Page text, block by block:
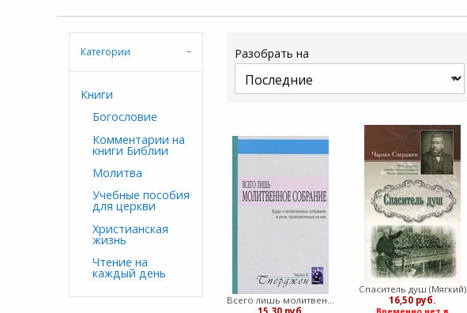
Разобрать на
Всего лишь молитвенное собрание (мягкий)
Спаситель душ (Мягкий)
16,50 руб.
Категории
Книги
Богословие
Комментарии на
книги Библии
Молитва
Учебные пособия
для церкви
Христианская
жизнь
Чтение на
каждый день